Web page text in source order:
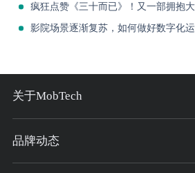
关于MobTech
品牌动态